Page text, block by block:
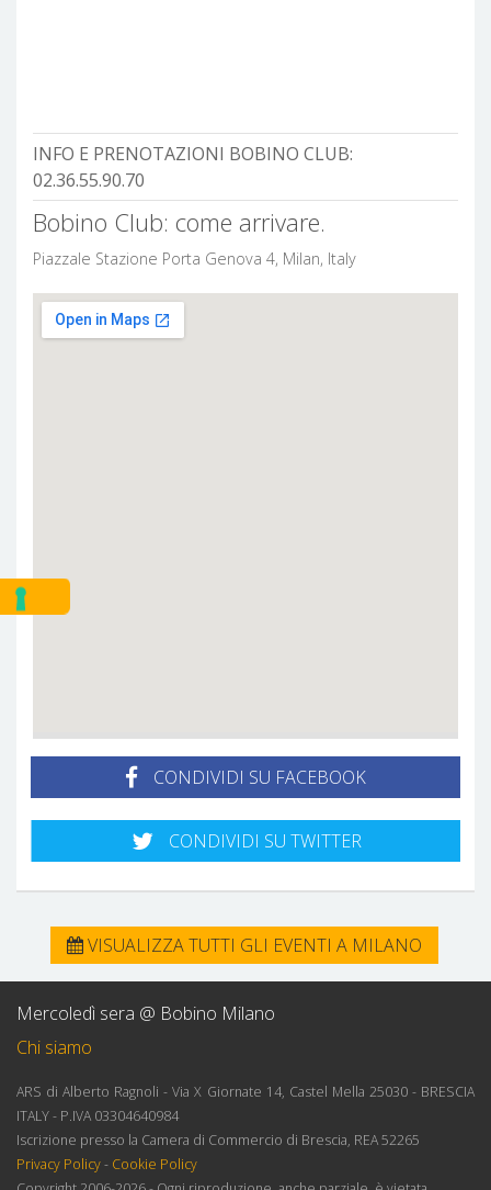
INFO E PRENOTAZIONI BOBINO CLUB:
02.36.55.90.70
Bobino Club: come arrivare.
Piazzale Stazione Porta Genova 4, Milan, Italy
CONDIVIDI SU FACEBOOK
CONDIVIDI SU TWITTER
VISUALIZZA TUTTI GLI EVENTI A MILANO
Mercoledì sera @ Bobino Milano
Chi siamo
ARS di Alberto Ragnoli - Via X Giornate 14, Castel Mella 25030 - BRESCIA
ITALY - P.IVA 03304640984
Iscrizione presso la Camera di Commercio di Brescia, REA 52265
Privacy Policy- Cookie Policy